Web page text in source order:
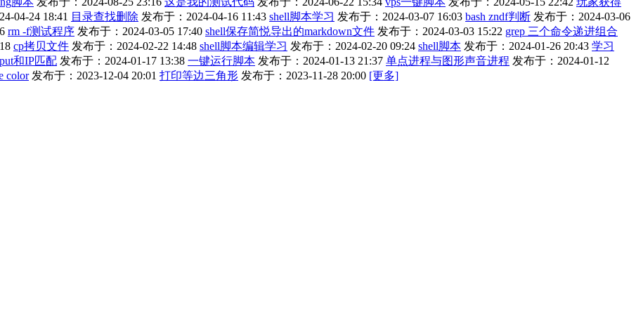
04-24 18:41 目录查找删除 发布于：2024-04-16 11:43 shell脚本学习 发布于：2024-03-07 16:03 bash zndf判断 发布于：2024-03-06
rm -f测试程序 发布于：2024-03-05 17:40 shell保存简悦导出的markdown文件 发布于：2024-03-03 15:22 grep 三个命令递进组合
cp拷贝文件 发布于：2024-02-22 14:48 shell脚本编辑学习 发布于：2024-02-20 09:24 shell脚本 发布于：2024-01-26 20:43 学习
和IP匹配 发布于：2024-01-17 13:38 一键运行脚本 发布于：2024-01-13 21:37 单点进程与图形声音进程 发布于：2024-01-12
color 发布于：2023-12-04 20:01 打印等边三角形 发布于：2023-11-28 20:00 [更多]